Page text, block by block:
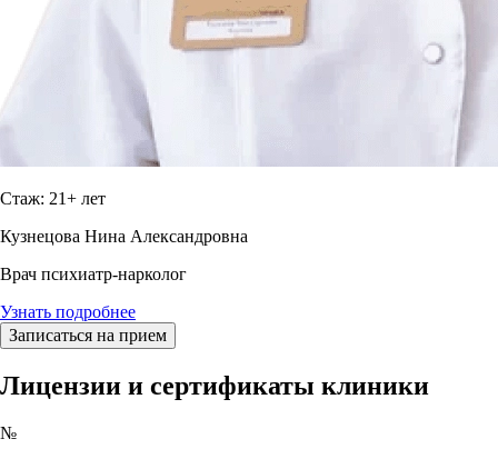
Стаж: 21+ лет
Кузнецова Нина Александровна
Врач психиатр-нарколог
Узнать подробнее
Записаться на прием
Лицензии и сертификаты клиники
№